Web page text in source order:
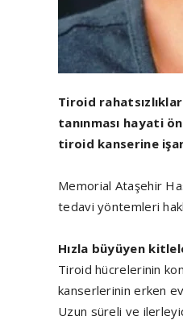
Tiroid
tanınması hayati
tiroid kanserine
Memorial Ataşehir
tedavi yöntemleri
Hızla büyüyen
Tiroid hücrelerinin
kanserlerinin erken
Uzun süreli ve